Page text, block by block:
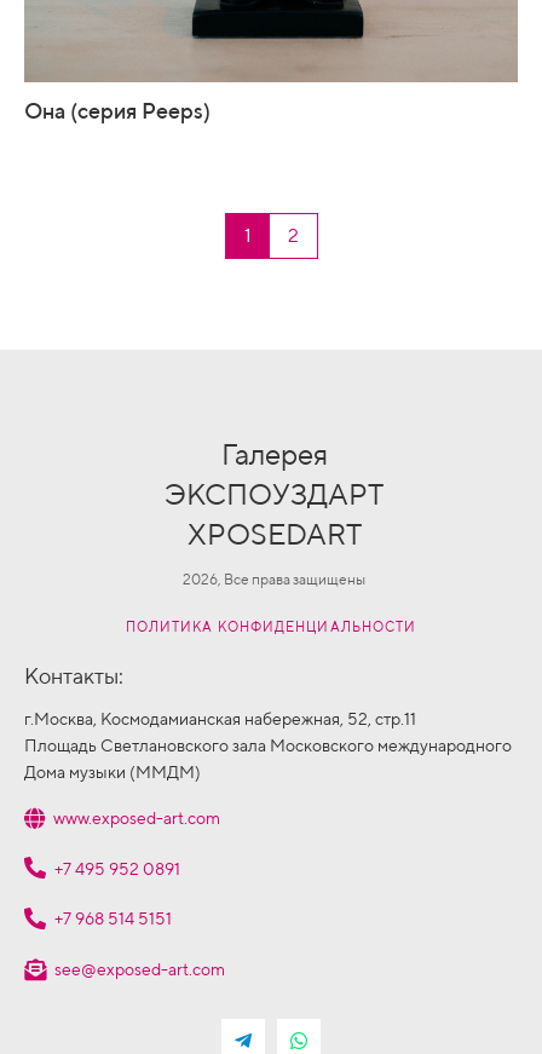
Она (серия Peeps)
1 2
Галерея
ЭКСПОУЗДАРТ
XPOSEDART
2026, Все права защищены
ПОЛИТИКА КОНФИДЕНЦИАЛЬНОСТИ
Контакты:
г.Москва, Космодамианская набережная, 52, стр.11
Площадь Светлановского зала Московского международного
Дома музыки (ММДМ)
www.exposed-art.com
+7 495 952 0891
+7 968 514 5151
see@exposed-art.com